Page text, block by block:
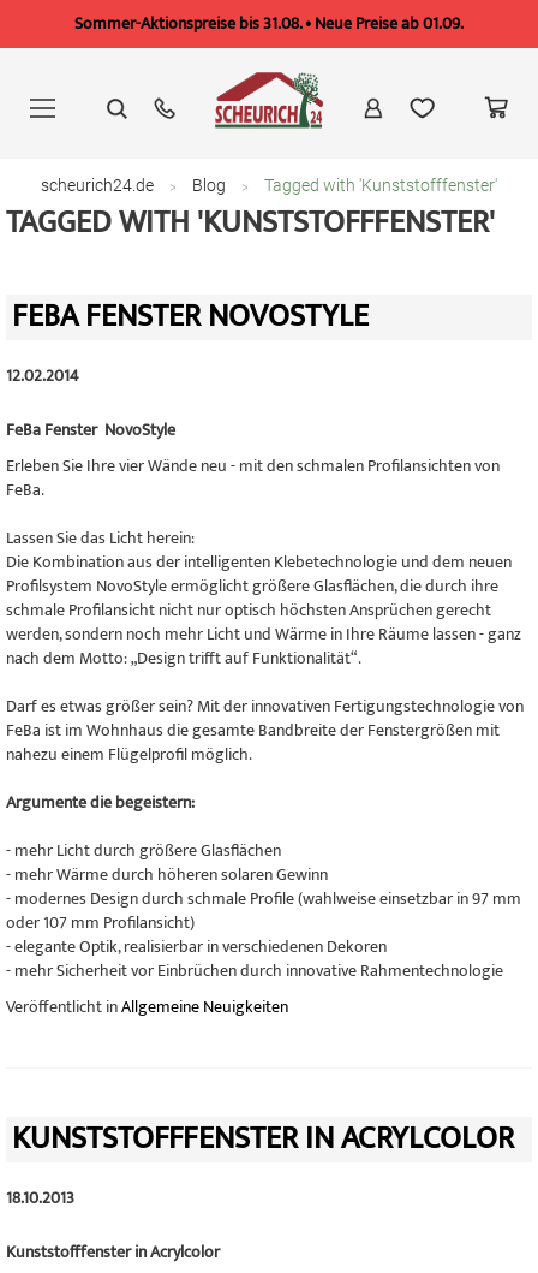
Sommer-Aktionspreise bis 31.08. • Neue Preise ab 01.09.
springen
scheurich24.de Blog Tagged with 'Kunststofffenster'
TAGGED WITH 'KUNSTSTOFFFENSTER'
FEBA FENSTER NOVOSTYLE
12.02.2014
FeBa Fenster NovoStyle
Erleben Sie Ihre vier Wände neu - mit den schmalen Profilansichten von
FeBa.
Lassen Sie das Licht herein:
Die Kombination aus der intelligenten Klebetechnologie und dem neuen
Profilsystem NovoStyle ermöglicht größere Glasflächen, die durch ihre
schmale Profilansicht nicht nur optisch höchsten Ansprüchen gerecht
werden, sondern noch mehr Licht und Wärme in Ihre Räume lassen - ganz
nach dem Motto: „Design trifft auf Funktionalität“.
Darf es etwas größer sein? Mit der innovativen Fertigungstechnologie von
FeBa ist im Wohnhaus die gesamte Bandbreite der Fenstergrößen mit
nahezu einem Flügelprofil möglich.
Argumente die begeistern:
- mehr Licht durch größere Glasflächen
- mehr Wärme durch höheren solaren Gewinn
- modernes Design durch schmale Profile (wahlweise einsetzbar in 97 mm
oder 107 mm Profilansicht)
- elegante Optik, realisierbar in verschiedenen Dekoren
- mehr Sicherheit vor Einbrüchen durch innovative Rahmentechnologie
Veröffentlicht inAllgemeine Neuigkeiten
KUNSTSTOFFFENSTER IN ACRYLCOLOR
18.10.2013
Kunststofffenster in Acrylcolor